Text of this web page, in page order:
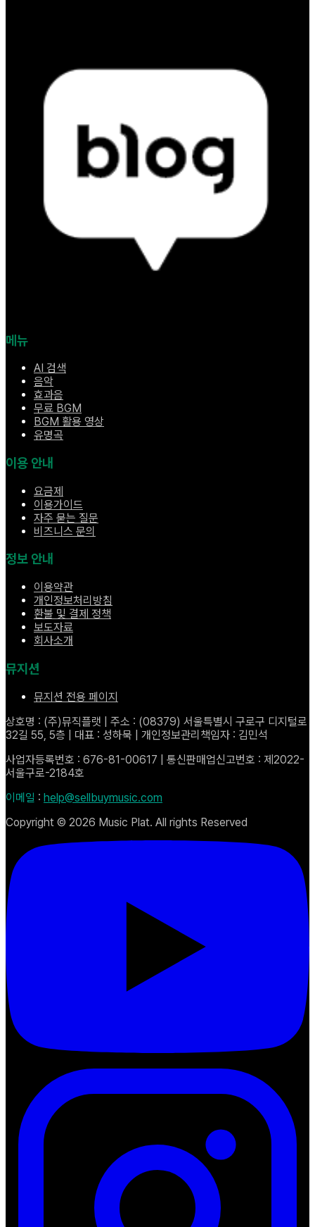
메뉴
AI 검색
음악
효과음
무료 BGM
BGM 활용 영상
유명곡
이용 안내
요금제
이용가이드
자주 묻는 질문
비즈니스 문의
정보 안내
이용약관
개인정보처리방침
환불 및 결제 정책
보도자료
회사소개
뮤지션
뮤지션 전용 페이지
상호명 : (주)뮤직플랫 | 주소 : (08379) 서울특별시 구로구 디지털로
32길 55, 5층 | 대표 : 성하묵 | 개인정보관리책임자 : 김민석
사업자등록번호 : 676-81-00617 | 통신판매업신고번호 : 제2022-
서울구로-2184호
이메일 : help@sellbuymusic.com
Copyright © 2026 Music Plat. All rights Reserved